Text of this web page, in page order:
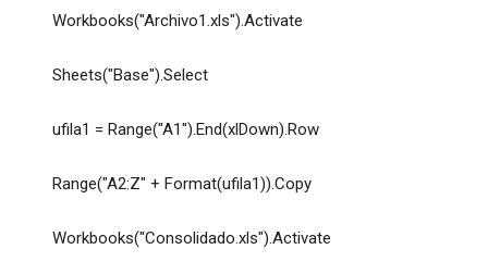
Workbooks("Archivo1.xls").Activate
Sheets("Base").Select
ufila1 = Range("A1").End(xlDown).Row
Range("A2:Z" + Format(ufila1)).Copy
Workbooks("Consolidado.xls").Activate